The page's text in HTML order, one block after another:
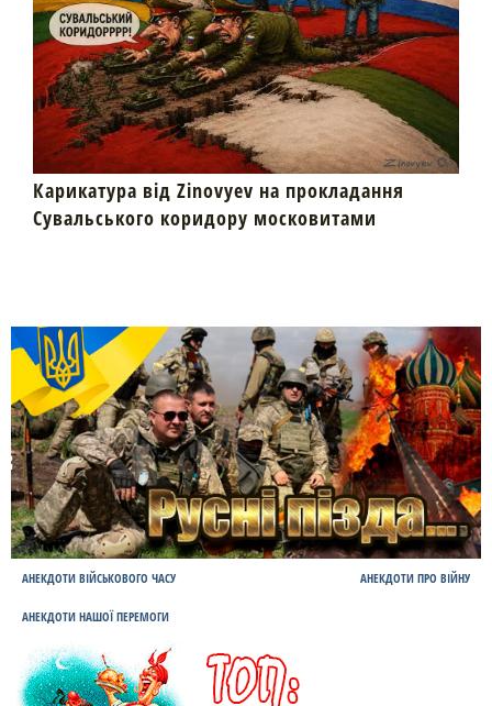
Карикатура від Zinovyev на прокладання
Сувальського коридору московитами
АНЕКДОТИ ВІЙСЬКОВОГО ЧАСУ АНЕКДОТИ ПРО ВІЙНУ
АНЕКДОТИ НАШОЇ ПЕРЕМОГИ